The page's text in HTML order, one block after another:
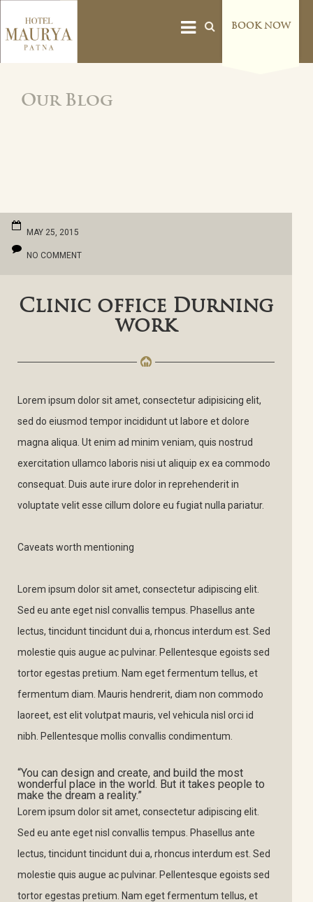
BOOK NOW
Our Blog
MAY 25, 2015
NO COMMENT
Clinic office Durning
work
Lorem ipsum dolor sit amet, consectetur adipisicing elit,
sed do eiusmod tempor incididunt ut labore et dolore
magna aliqua. Ut enim ad minim veniam, quis nostrud
exercitation ullamco laboris nisi ut aliquip ex ea commodo
consequat. Duis aute irure dolor in reprehenderit in
voluptate velit esse cillum dolore eu fugiat nulla pariatur.
Caveats worth mentioning
Lorem ipsum dolor sit amet, consectetur adipiscing elit.
Sed eu ante eget nisl convallis tempus. Phasellus ante
lectus, tincidunt tincidunt dui a, rhoncus interdum est. Sed
molestie quis augue ac pulvinar. Pellentesque egoists sed
tortor egestas pretium. Nam eget fermentum tellus, et
fermentum diam. Mauris hendrerit, diam non commodo
laoreet, est elit volutpat mauris, vel vehicula nisl orci id
nibh. Pellentesque mollis convallis condimentum.
“You can design and create, and build the most
wonderful place in the world. But it takes people to
make the dream a reality.”
Lorem ipsum dolor sit amet, consectetur adipiscing elit.
Sed eu ante eget nisl convallis tempus. Phasellus ante
lectus, tincidunt tincidunt dui a, rhoncus interdum est. Sed
molestie quis augue ac pulvinar. Pellentesque egoists sed
tortor egestas pretium. Nam eget fermentum tellus, et